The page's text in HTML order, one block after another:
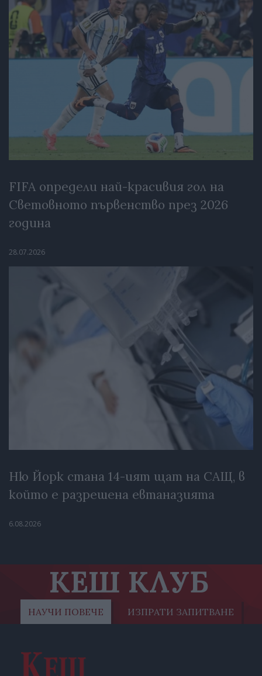
FIFA определи най-красивия гол на
Световното първенство през 2026
година
28.07.2026
Ню Йорк стана 14-ият щат на САЩ, в
който е разрешена евтаназията
6.08.2026
КЕШ КЛУБ
НАУЧИ ПОВЕЧЕ ИЗПРАТИ ЗАПИТВАНЕ